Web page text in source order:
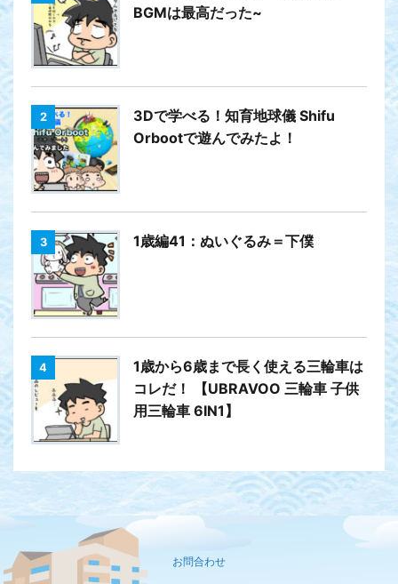
BGMは最高だった~
2
3Dで学べる！知育地球儀 Shifu
Orbootで遊んでみたよ！
3 1歳編41：ぬいぐるみ＝下僕
4
1歳から6歳まで長く使える三輪車は
コレだ！ 【UBRAVOO 三輪車 子供
用三輪車 6IN1】
お問合わせ